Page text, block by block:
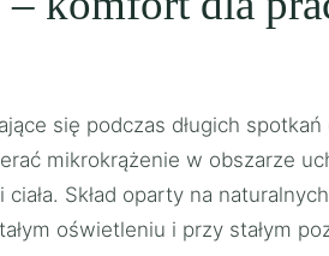
się podczas długich
mikrokrążenie w obszarze
Skład oparty na
oświetleniu i przy stałym